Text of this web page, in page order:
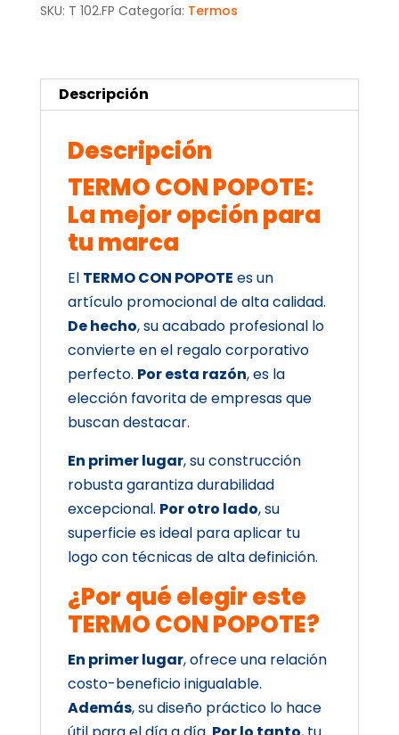
SKU: T 102.FP Categoría: Termos
Descripción
Descripción
TERMO CON POPOTE:
La mejor opción para
tu marca
El TERMO CON POPOTE es un
artículo promocional de alta calidad.
De hecho, su acabado profesional lo
convierte en el regalo corporativo
perfecto. Por esta razón, es la
elección favorita de empresas que
buscan destacar.
En primer lugar, su construcción
robusta garantiza durabilidad
excepcional. Por otro lado, su
superficie es ideal para aplicar tu
logo con técnicas de alta definición.
¿Por qué elegir este
TERMO CON POPOTE?
En primer lugar, ofrece una relación
costo-beneficio inigualable.
Además, su diseño práctico lo hace